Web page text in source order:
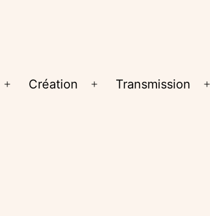
Ouvrir
Création
Ouvrir
Transmission